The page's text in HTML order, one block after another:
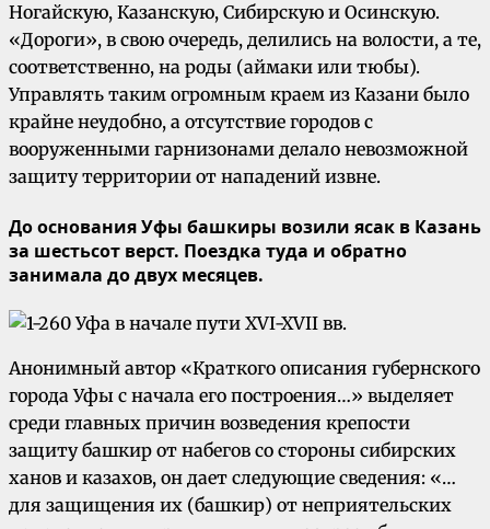
Ногайскую, Казанскую, Сибирскую и Осинскую.
«Дороги», в свою очередь, делились на волости, а те,
соответственно, на роды (аймаки или тюбы).
Управлять таким огромным краем из Казани было
крайне неудобно, а отсутствие городов с
вооруженными гарнизонами делало невозможной
защиту территории от нападений извне.
До основания Уфы башкиры возили ясак в Казань
за шестьсот верст. Поездка туда и обратно
занимала до двух месяцев.
Анонимный автор «Краткого описания губернского
города Уфы с начала его построения…» выделяет
среди главных причин возведения крепости
защиту башкир от набегов со стороны сибирских
ханов и казахов, он дает следующие сведения: «…
для защищения их (башкир) от неприятельских